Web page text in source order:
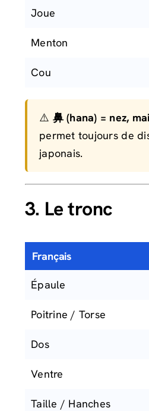
Joue
Menton
Cou
⚠️ 鼻 (hana) = nez,
permet toujours de
japonais.
3. Le tronc
Français
Épaule
Poitrine / Torse
Dos
Ventre
Taille / Hanches